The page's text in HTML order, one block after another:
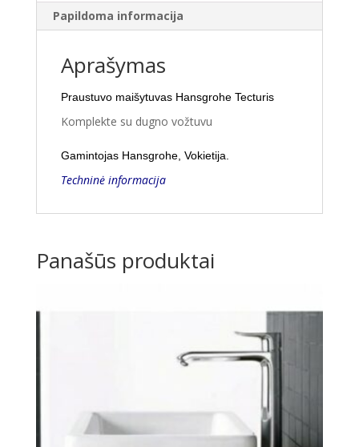
Papildoma informacija
Aprašymas
Praustuvo maišytuvas Hansgrohe Tecturis
Komplekte su dugno vožtuvu
Gamintojas Hansgrohe, Vokietija.
Techninė informacija
Panašūs produktai